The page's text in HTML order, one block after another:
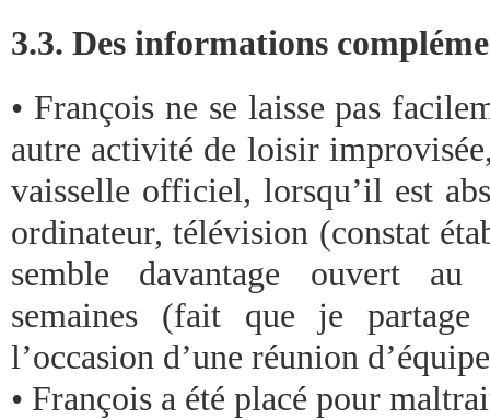
3.3. Des informations
• François ne se laisse pas
autre activité de loisir
vaisselle officiel, lorsqu’il est
ordinateur, télévision (constat
semble davantage ouvert
semaines (fait que je
l’occasion d’une réunion
• François a été placé pour